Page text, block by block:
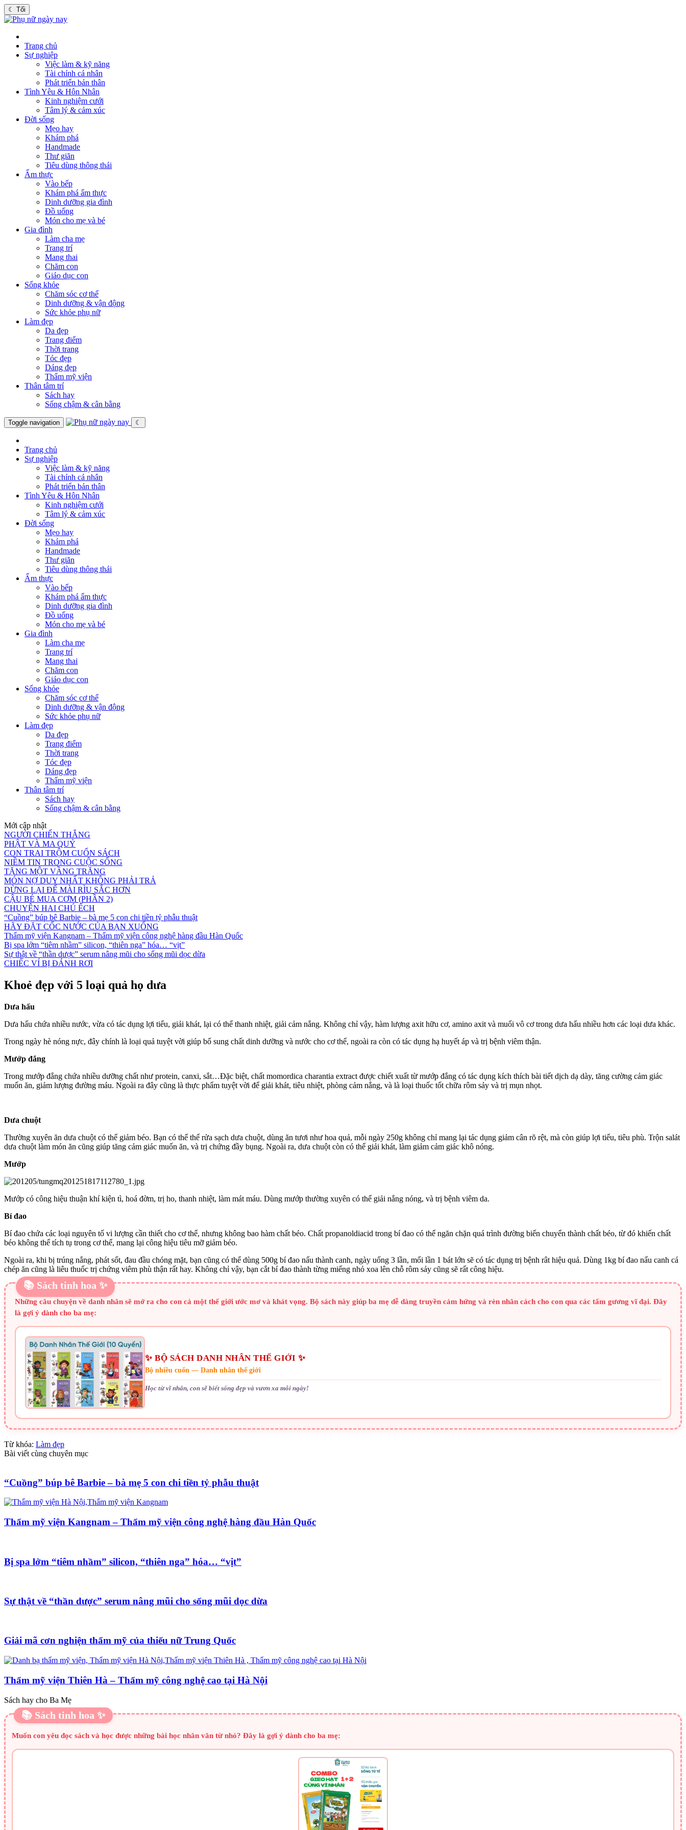
☾ Tối
Trang chủ
Sự nghiệp
Việc làm & kỹ năng
Tài chính cá nhân
Phát triển bản thân
Tình Yêu & Hôn Nhân
Kinh nghiệm cưới
Tâm lý & cảm xúc
Đời sống
Mẹo hay
Khám phá
Handmade
Thư giãn
Tiêu dùng thông thái
Ẩm thực
Vào bếp
Khám phá ẩm thực
Dinh dưỡng gia đình
Đồ uống
Món cho mẹ và bé
Gia đình
Làm cha mẹ
Trang trí
Mang thai
Chăm con
Giáo dục con
Sống khỏe
Chăm sóc cơ thể
Dinh dưỡng & vận động
Sức khỏe phụ nữ
Làm đẹp
Da đẹp
Trang điểm
Thời trang
Tóc đẹp
Dáng đẹp
Thẩm mỹ viện
Thân tâm trí
Sách hay
Sống chậm & cân bằng
Toggle navigation ☾
Trang chủ
Sự nghiệp
Việc làm & kỹ năng
Tài chính cá nhân
Phát triển bản thân
Tình Yêu & Hôn Nhân
Kinh nghiệm cưới
Tâm lý & cảm xúc
Đời sống
Mẹo hay
Khám phá
Handmade
Thư giãn
Tiêu dùng thông thái
Ẩm thực
Vào bếp
Khám phá ẩm thực
Dinh dưỡng gia đình
Đồ uống
Món cho mẹ và bé
Gia đình
Làm cha mẹ
Trang trí
Mang thai
Chăm con
Giáo dục con
Sống khỏe
Chăm sóc cơ thể
Dinh dưỡng & vận động
Sức khỏe phụ nữ
Làm đẹp
Da đẹp
Trang điểm
Thời trang
Tóc đẹp
Dáng đẹp
Thẩm mỹ viện
Thân tâm trí
Sách hay
Sống chậm & cân bằng
Mới cập nhật
NGƯỜI CHIẾN THẮNG
PHẬT VÀ MA QUỶ
CON TRAI TRỘM CUỐN SÁCH
NIỀM TIN TRONG CUỘC SỐNG
TẶNG MỘT VẦNG TRĂNG
MÓN NỢ DUY NHẤT KHÔNG PHẢI TRẢ
DỪNG LẠI ĐỂ MÀI RÌU SẮC HƠN
CẬU BÉ MUA CƠM (PHẦN 2)
CHUYỆN HAI CHÚ ẾCH
“Cuồng” búp bê Barbie – bà mẹ 5 con chi tiền tỷ phẫu thuật
HÃY ĐẶT CỐC NƯỚC CỦA BẠN XUỐNG
Thẩm mỹ viện Kangnam – Thẩm mỹ viện công nghệ hàng đầu Hàn Quốc
Bị spa lởm “tiêm nhầm” silicon, “thiên nga” hóa… “vịt”
Sự thật về “thần dược” serum nâng mũi cho sống mũi dọc dừa
CHIẾC VÍ BỊ ĐÁNH RƠI
Khoẻ đẹp với 5 loại quả họ dưa
Dưa hấu
Dưa hấu chứa nhiều nước, vừa có tác dụng lợi tiểu, giải khát, lại có thể thanh nhiệt, giải cảm nắng. Không chỉ vậy, hàm lượng axit hữu cơ, amino axit và muối vô cơ trong dưa hấu nhiều hơn các loại dưa khác.
Trong ngày hè nóng nực, đây chính là loại quả tuyệt vời giúp bổ sung chất dinh dưỡng và nước cho cơ thể, ngoài ra còn có tác dụng hạ huyết áp và trị bệnh viêm thận.
Mướp đắng
Trong mướp đắng chứa nhiều dưỡng chất như protein, canxi, sắt…Đặc biệt, chất momordica charantia extract được chiết xuất từ mướp đắng có tác dụng kích thích bài tiết dịch dạ dày, tăng cường cảm giác
muốn ăn, giảm lượng đường máu. Ngoài ra đây cũng là thực phẩm tuyệt vời để giải khát, tiêu nhiệt, phòng cảm nắng, và là loại thuốc tốt chữa rôm sảy và trị mụn nhọt.
Dưa chuột
Thường xuyên ăn dưa chuột có thể giảm béo. Bạn có thể thể rửa sạch dưa chuột, dùng ăn tươi như hoa quả, mỗi ngày 250g không chỉ mang lại tác dụng giảm cân rõ rệt, mà còn giúp lợi tiểu, tiêu phù. Trộn salát
dưa chuột làm món ăn cũng giúp tăng cảm giác muốn ăn, và trị chứng đầy bụng. Ngoài ra, dưa chuột còn có thể giải khát, làm giảm cảm giác khô nóng.
Mướp
Mướp có công hiệu thuận khí kiện tì, hoá đờm, trị ho, thanh nhiệt, làm mát máu. Dùng mướp thường xuyên có thể giải nắng nóng, và trị bệnh viêm da.
Bí đao
Bí đao chứa các loại nguyên tố vi lượng cần thiết cho cơ thể, nhưng không bao hàm chất béo. Chất propanoldiacid trong bí đao có thể ngăn chặn quá trình đường biến chuyển thành chất béo, từ đó khiến chất
béo không thể tích tụ trong cơ thể, mang lại công hiệu tiêu mỡ giảm béo.
Ngoài ra, khi bị trúng nắng, phát sốt, đau đầu chóng mặt, bạn cũng có thể dùng 500g bí đao nấu thành canh, ngày uống 3 lần, mối lần 1 bát lớn sẽ có tác dụng trị bệnh rât hiệu quả. Dùng 1kg bí đao nấu canh cá
chép ăn cũng là liêu thuốc trị chứng viêm phù thận rất hay. Không chỉ vậy, bạn cắt bí đao thành từng miếng nhỏ xoa lên chỗ rôm sảy cũng sẽ rất công hiệu.
📚 Sách tinh hoa ✨
Những câu chuyện về danh nhân sẽ mở ra cho con cả một thế giới ước mơ và khát vọng. Bộ sách này giúp ba mẹ dễ dàng truyền cảm hứng và rèn nhân cách cho con qua các tấm gương vĩ đại. Đây
là gợi ý dành cho ba mẹ:
✨ BỘ SÁCH DANH NHÂN THẾ GIỚI ✨
Bộ nhiều cuốn — Danh nhân thế giới
Học từ vĩ nhân, con sẽ biết sống đẹp và vươn xa mỗi ngày!
Từ khóa: Làm đẹp
Bài viết cùng chuyên mục
“Cuồng” búp bê Barbie – bà mẹ 5 con chi tiền tỷ phẫu thuật
Thẩm mỹ viện Kangnam – Thẩm mỹ viện công nghệ hàng đầu Hàn Quốc
Bị spa lởm “tiêm nhầm” silicon, “thiên nga” hóa… “vịt”
Sự thật về “thần dược” serum nâng mũi cho sống mũi dọc dừa
Giải mã cơn nghiện thẩm mỹ của thiếu nữ Trung Quốc
Thẩm mỹ viện Thiên Hà – Thẩm mỹ công nghệ cao tại Hà Nội
Sách hay cho Ba Mẹ
📚 Sách tinh hoa ✨
Muốn con yêu đọc sách và học được những bài học nhân văn từ nhỏ? Đây là gợi ý dành cho ba mẹ: